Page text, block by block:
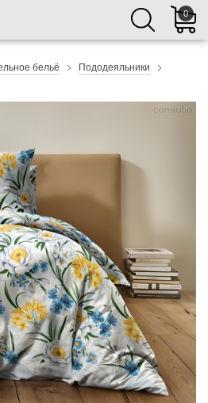
0
бельё
Пододеяльники